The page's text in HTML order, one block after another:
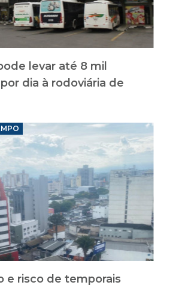
levar até 8 mil
dia à rodoviária de
e risco de temporais